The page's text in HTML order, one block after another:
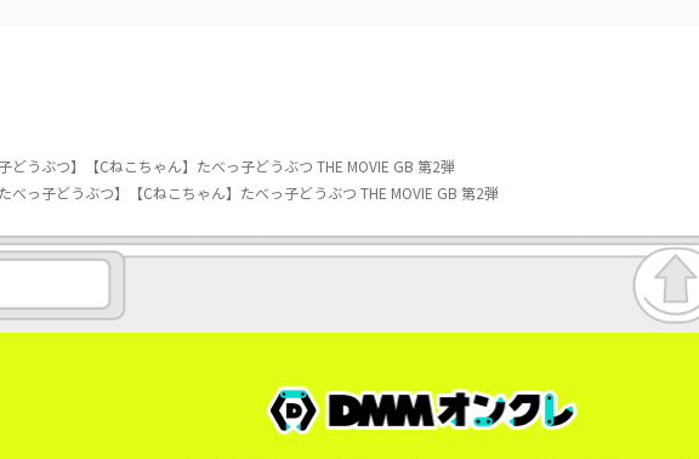
子どうぶつ】【Cねこちゃん】たべっ子どうぶつ THE MOVIE GB 第2弾
たべっ子どうぶつ】【Cねこちゃん】たべっ子どうぶつ THE MOVIE GB 第2弾